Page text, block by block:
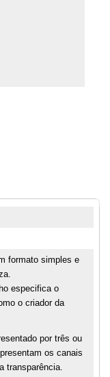
formato simples e
especifica o
o criador da
por três ou
os canais
transparência.